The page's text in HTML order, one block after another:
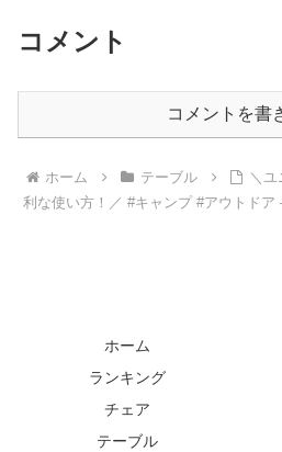
コメント
コメントを書
ホーム テーブル
＼
利な使い方！／ #キャンプ #アウトドア
ホーム
ランキング
チェア
テーブル